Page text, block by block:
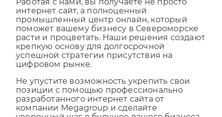
Работая с нами, вы получаете не просто
интернет сайт, а полноценный
промышленный центр онлайн, который
поможет вашему бизнесу в Североморске
расти и процветать. Наши решения создают
крепкую основу для долгосрочной
успешной стратегии присутствия на
Не упустите возможность укрепить свои
позиции с помощью профессионально
разработанного интернет сайта от